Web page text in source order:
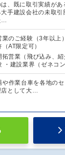
、既に取引実績があ
手建設会社の未取
業のご経験（3年以上
AT限定可）
拓営業（飛び込み、
・建設業界（ゼネコ
や作業台車を各地の
として大…